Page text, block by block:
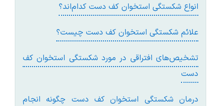
انواع شکستگی استخوان کف دست کدام‌اند؟
علائم شکستگی استخوان کف دست چیست؟
تشخیص‌های افتراقی در مورد شکستگی استخوان کف
دست
درمان شکستگی استخوان کف دست چگونه انجام